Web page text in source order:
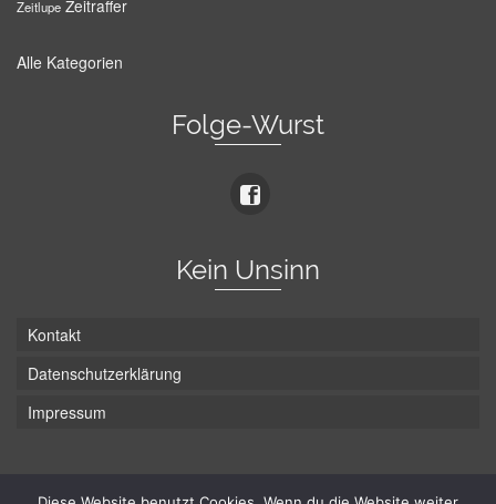
Zeitlupe Zeitraffer
Alle Kategorien
Folge-Wurst
Kein Unsinn
Kontakt
Datenschutzerklärung
Impressum